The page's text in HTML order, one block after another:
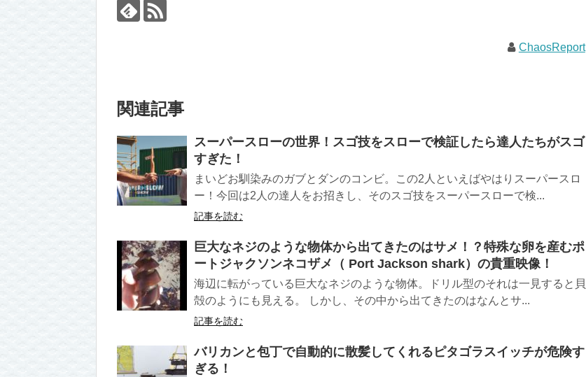
ChaosReport
関連記事
スーパースローの世界！スゴ技をスローで検証したら達人たちがスゴ
すぎた！
まいどお馴染みのガブとダンのコンビ。この2人といえばやはりスーパースロ
ー！今回は2人の達人をお招きし、そのスゴ技をスーパースローで検...
記事を読む
巨大なネジのような物体から出てきたのはサメ！？特殊な卵を産むポ
ートジャクソンネコザメ（ Port Jackson shark）の貴重映像！
海辺に転がっている巨大なネジのような物体。ドリル型のそれは一見すると貝
殻のようにも見える。 しかし、その中から出てきたのはなんとサ...
記事を読む
バリカンと包丁で自動的に散髪してくれるピタゴラスイッチが危険す
ぎる！